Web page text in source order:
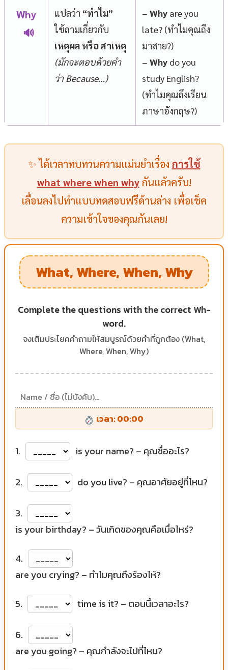
Why
🔊
แปลว่า “ทำไม”
ใช้ถามเกี่ยวกับ
เหตุผล หรือ สาเหตุ
(มักจะตอบด้วยคำ
ว่า Because…)
– Why are you
late? (ทำไมคุณถึง
มาสาย?)
– Why do you
study English?
(ทำไมคุณถึงเรียน
ภาษาอังกฤษ?)
✨ ได้เวลาทบทวนความแม่นยำเรื่อง การใช้
what where when whyกันแล้วครับ!
เลื่อนลงไปทำแบบทดสอบฟรีด้านล่าง เพื่อเช็ค
ความเข้าใจของคุณกันเลย!
What, Where, When, Why
Complete the questions with the correct Wh-
word.
จงเติมประโยคคำถามให้สมบูรณ์ด้วยคำที่ถูกต้อง (What,
Where, When, Why)
เวลา: 00:00
1. is your name? – คุณชื่ออะไร?
2. do you live? – คุณอาศัยอยู่ที่ไหน?
3.
is your birthday? – วันเกิดของคุณคือเมื่อไหร่?
4.
are you crying? – ทำไมคุณถึงร้องไห้?
5. time is it? – ตอนนี้เวลาอะไร?
6.
are you going? – คุณกำลังจะไปที่ไหน?